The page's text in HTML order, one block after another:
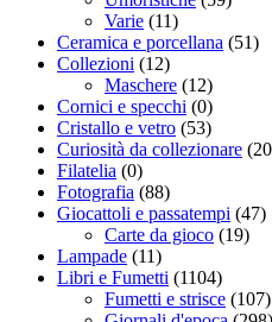
Varie (11)
Ceramica e porcellana (51)
Collezioni (12)
Maschere (12)
Cornici e specchi (0)
Cristallo e vetro (53)
Curiosità da collezionare
Filatelia (0)
Fotografia (88)
Giocattoli e passatempi (47)
Carte da gioco (19)
Lampade (11)
Libri e Fumetti (1104)
Fumetti e strisce (107)